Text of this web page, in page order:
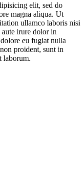
elit, sed do
magna aliqua. Ut
ullamco laboris nisi
irure dolor in
eu fugiat nulla
proident, sunt in
laborum.